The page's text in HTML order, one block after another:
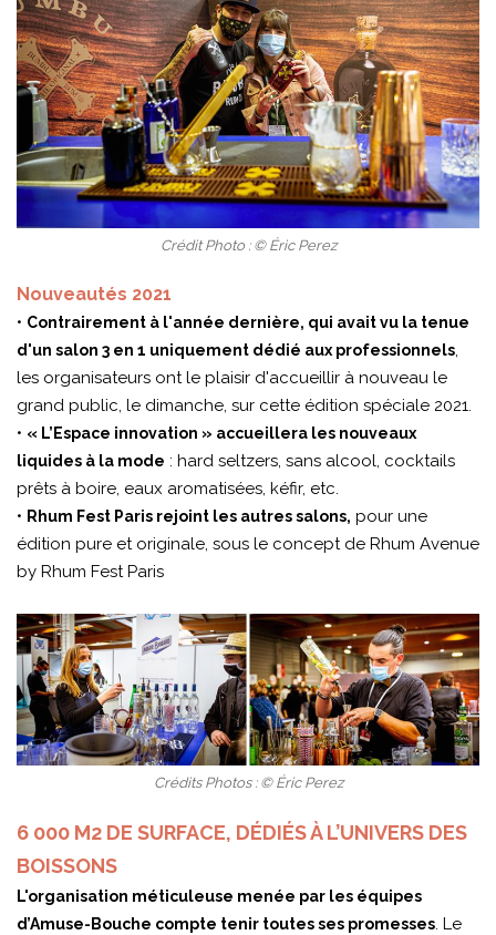
Crédit Photo : © Éric Perez
Nouveautés 2021
• Contrairement à l'année dernière, qui avait vu la tenue
d'un salon 3 en 1 uniquement dédié aux professionnels,
les organisateurs ont le plaisir d'accueillir à nouveau le
grand public, le dimanche, sur cette édition spéciale 2021.
• « L’Espace innovation » accueillera les nouveaux
liquides à la mode : hard seltzers, sans alcool, cocktails
prêts à boire, eaux aromatisées, kéfir, etc.
• Rhum Fest Paris rejoint les autres salons, pour une
édition pure et originale, sous le concept de Rhum Avenue
by Rhum Fest Paris
Crédits Photos : © Éric Perez
6 000 M2 DE SURFACE, DÉDIÉS À L’UNIVERS DES
BOISSONS
L'organisation méticuleuse menée par les équipes
d’Amuse-Bouche compte tenir toutes ses promesses. Le